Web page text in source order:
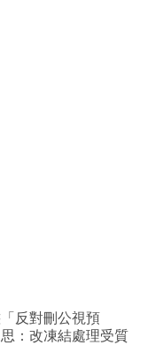
反對刪公視預
：改凍結處理受質